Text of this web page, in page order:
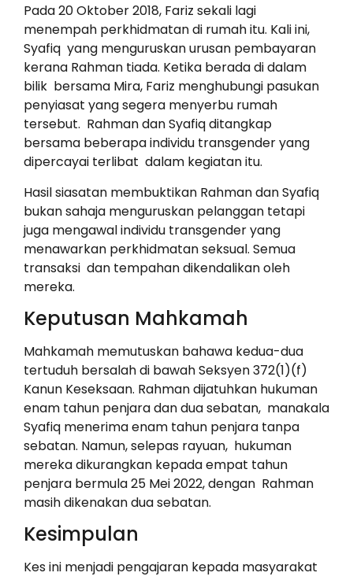
Pada 20 Oktober 2018, Fariz sekali lagi
menempah perkhidmatan di rumah itu. Kali ini,
Syafiq yang menguruskan urusan pembayaran
kerana Rahman tiada. Ketika berada di dalam
bilik bersama Mira, Fariz menghubungi pasukan
penyiasat yang segera menyerbu rumah
tersebut. Rahman dan Syafiq ditangkap
bersama beberapa individu transgender yang
dipercayai terlibat dalam kegiatan itu.
Hasil siasatan membuktikan Rahman dan Syafiq
bukan sahaja menguruskan pelanggan tetapi
juga mengawal individu transgender yang
menawarkan perkhidmatan seksual. Semua
transaksi dan tempahan dikendalikan oleh
mereka.
Keputusan Mahkamah
Mahkamah memutuskan bahawa kedua-dua
tertuduh bersalah di bawah Seksyen 372(1)(f)
Kanun Keseksaan. Rahman dijatuhkan hukuman
enam tahun penjara dan dua sebatan, manakala
Syafiq menerima enam tahun penjara tanpa
sebatan. Namun, selepas rayuan, hukuman
mereka dikurangkan kepada empat tahun
penjara bermula 25 Mei 2022, dengan Rahman
masih dikenakan dua sebatan.
Kesimpulan
Kes ini menjadi pengajaran kepada masyarakat